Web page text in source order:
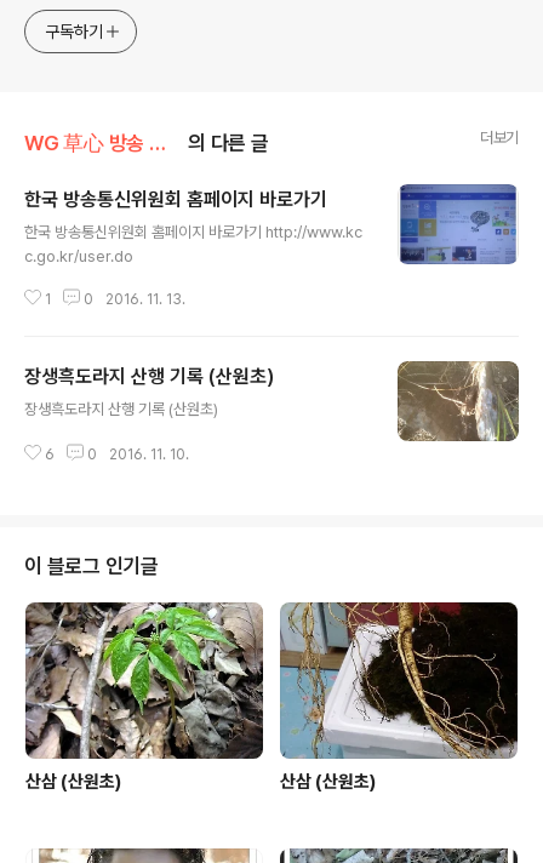
구독하기
WG 草心 방송 출연 기록 정보 의 다른 글 더보기
한국 방송통신위원회 홈페이지 바로가기
한국 방송통신위원회 홈페이지 바로가기 http://www.kc
c.go.kr/user.do
1 0 2016. 11. 13.
장생흑도라지 산행 기록 (산원초)
장생흑도라지 산행 기록 (산원초)
6 0 2016. 11. 10.
이 블로그 인기글
산삼 (산원초) 산삼 (산원초)